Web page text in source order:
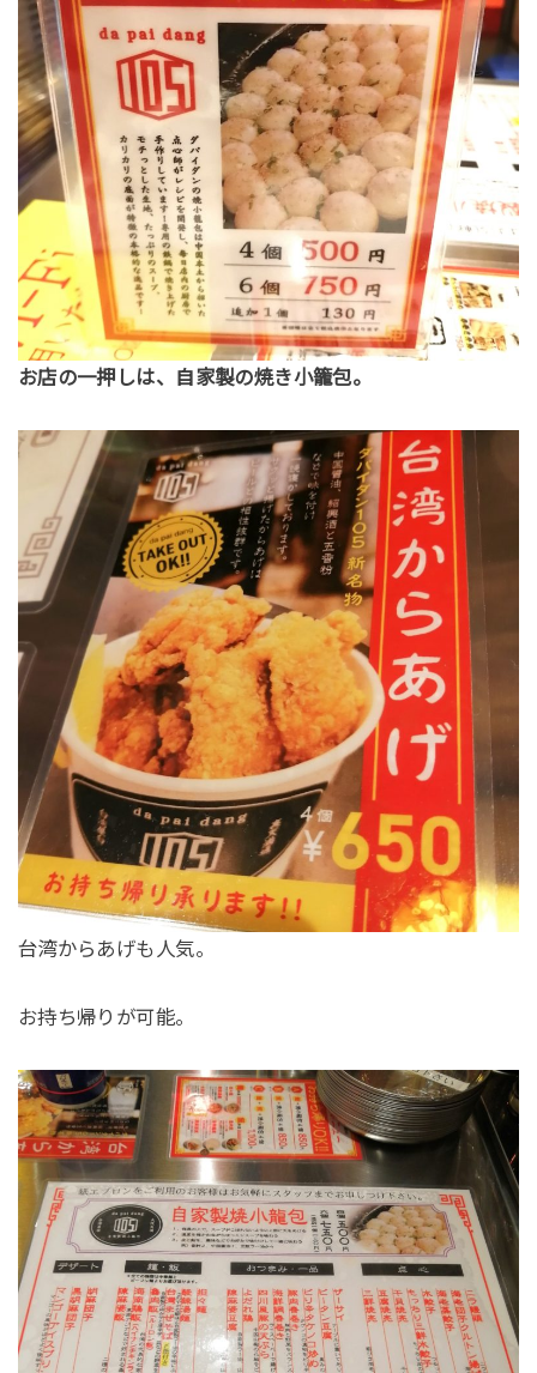
お店の一押しは、自家製の焼き小籠包。
台湾からあげも人気。
お持ち帰りが可能。